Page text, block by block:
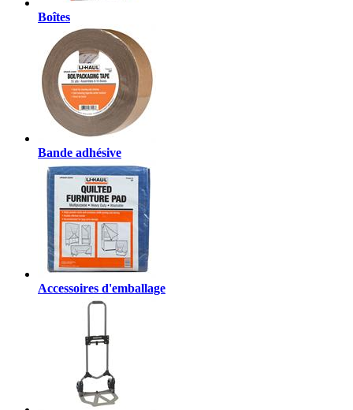
Boîtes
Bande adhésive
Accessoires d'emballage